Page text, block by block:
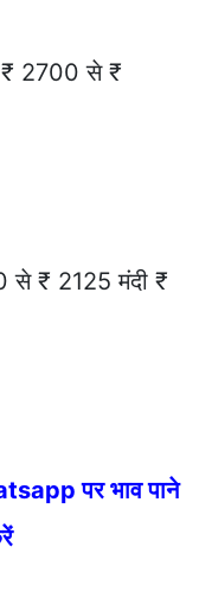
₹ 2700 से ₹
से ₹ 2125 मंदी ₹
पर भाव पाने